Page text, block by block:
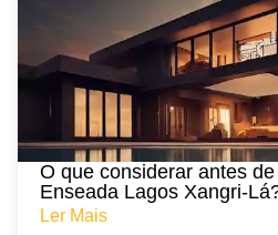
O que considerar antes
Enseada Lagos Xangri-
Ler Mais